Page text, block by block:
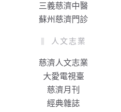
三義慈濟中醫
蘇州慈濟門診
人文志業
慈濟人文志業
大愛電視臺
慈濟月刊
經典雜誌